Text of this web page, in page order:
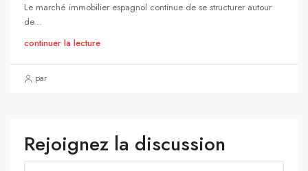
Le marché immobilier espagnol continue de se structurer autour
de...
continuer la lecture
par
Rejoignez la discussion